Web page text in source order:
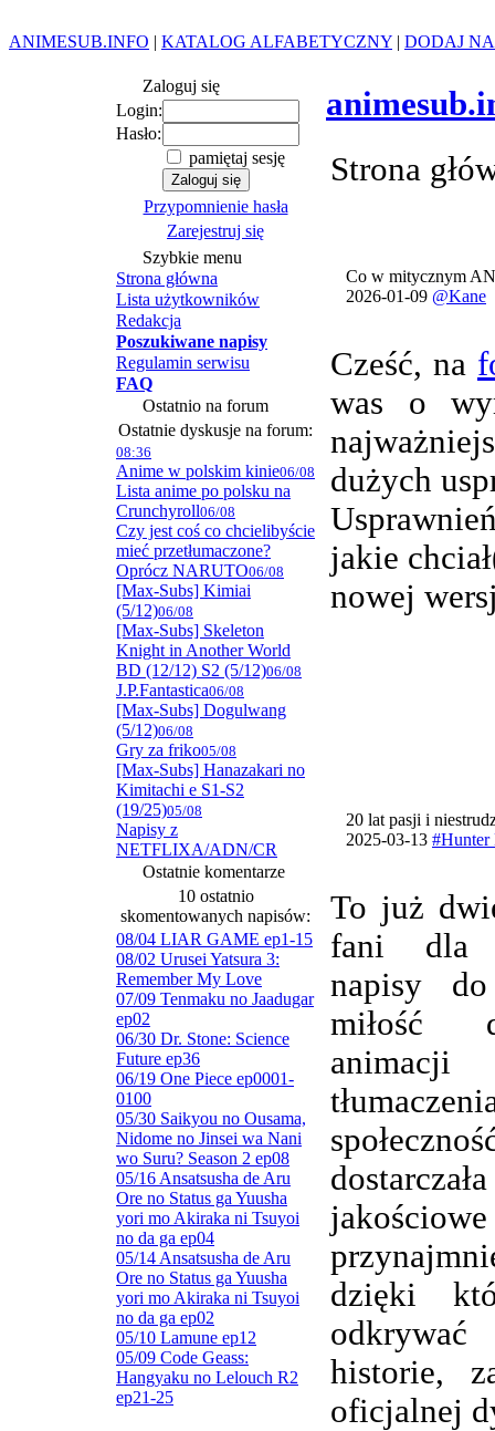
ANIMESUB.INFO | KATALOG ALFABETYCZNY | DODAJ
Zaloguj się
Login:
Hasło:
pamiętaj sesję
Przypomnienie hasła
Zarejestruj się
Szybkie menu
Strona główna
Lista użytkowników
Redakcja
Poszukiwane napisy
Regulamin serwisu
FAQ
Ostatnio na forum
Ostatnie dyskusje na forum:
08:36
Anime w polskim kinie06/08
Lista anime po polsku na
Crunchyroll06/08
Czy jest coś co chcielibyście
mieć przetłumaczone?
Oprócz NARUTO06/08
[Max-Subs] Kimiai
(5/12)06/08
[Max-Subs] Skeleton
Knight in Another World
BD (12/12) S2 (5/12)06/08
J.P.Fantastica06/08
[Max-Subs] Dogulwang
(5/12)06/08
Gry za friko05/08
[Max-Subs] Hanazakari no
Kimitachi e S1-S2
(19/25)05/08
Napisy z
NETFLIXA/ADN/CR
Ostatnie komentarze
10 ostatnio
skomentowanych napisów:
08/04 LIAR GAME ep1-15
08/02 Urusei Yatsura 3:
Remember My Love
07/09 Tenmaku no Jaadugar
ep02
06/30 Dr. Stone: Science
Future ep36
06/19 One Piece ep0001-
0100
05/30 Saikyou no Ousama,
Nidome no Jinsei wa Nani
wo Suru? Season 2 ep08
05/16 Ansatsusha de Aru
Ore no Status ga Yuusha
yori mo Akiraka ni Tsuyoi
no da ga ep04
05/14 Ansatsusha de Aru
Ore no Status ga Yuusha
yori mo Akiraka ni Tsuyoi
no da ga ep02
05/10 Lamune ep12
05/09 Code Geass:
Hangyaku no Lelouch R2
ep21-25
Strona
Co w mitycznym
2026-01-09 @Kane
Cześć, na
was o
dużych
jakie
nowej
20 lat pasji i
2025-03-13
To już
fani dla
napisy
miłość
dzięki
historie,
oficjalnej